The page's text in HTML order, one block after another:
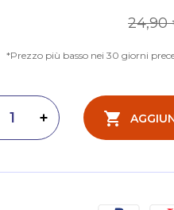
24,90
Prezzo più basso nei 30 giorni
Aumenta quantità
quantità